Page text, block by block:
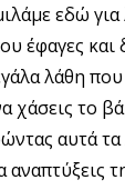
εδώ
έφαγες και
λάθη
χάσεις το
αυτά
αναπτύξεις